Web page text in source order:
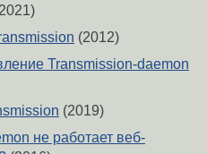
(2012)
Transmission-daemon
(2019)
не работает веб-